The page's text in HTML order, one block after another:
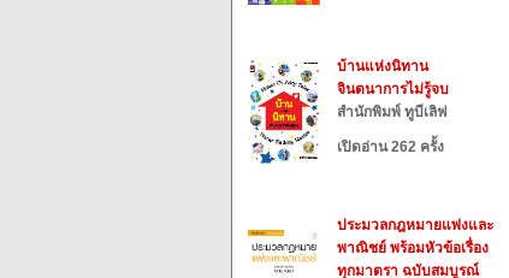
บ้านแห่งนิทาน
จินตนาการไม่รู้จบ
สำนักพิมพ์ ทูบีเลิฟ
เปิดอ่าน 262 ครั้ง
ประมวลกฎหมายแพ่งและ
พาณิชย์ พร้อมหัวข้อเรื่อง
ทุกมาตรา ฉบับสมบูรณ์